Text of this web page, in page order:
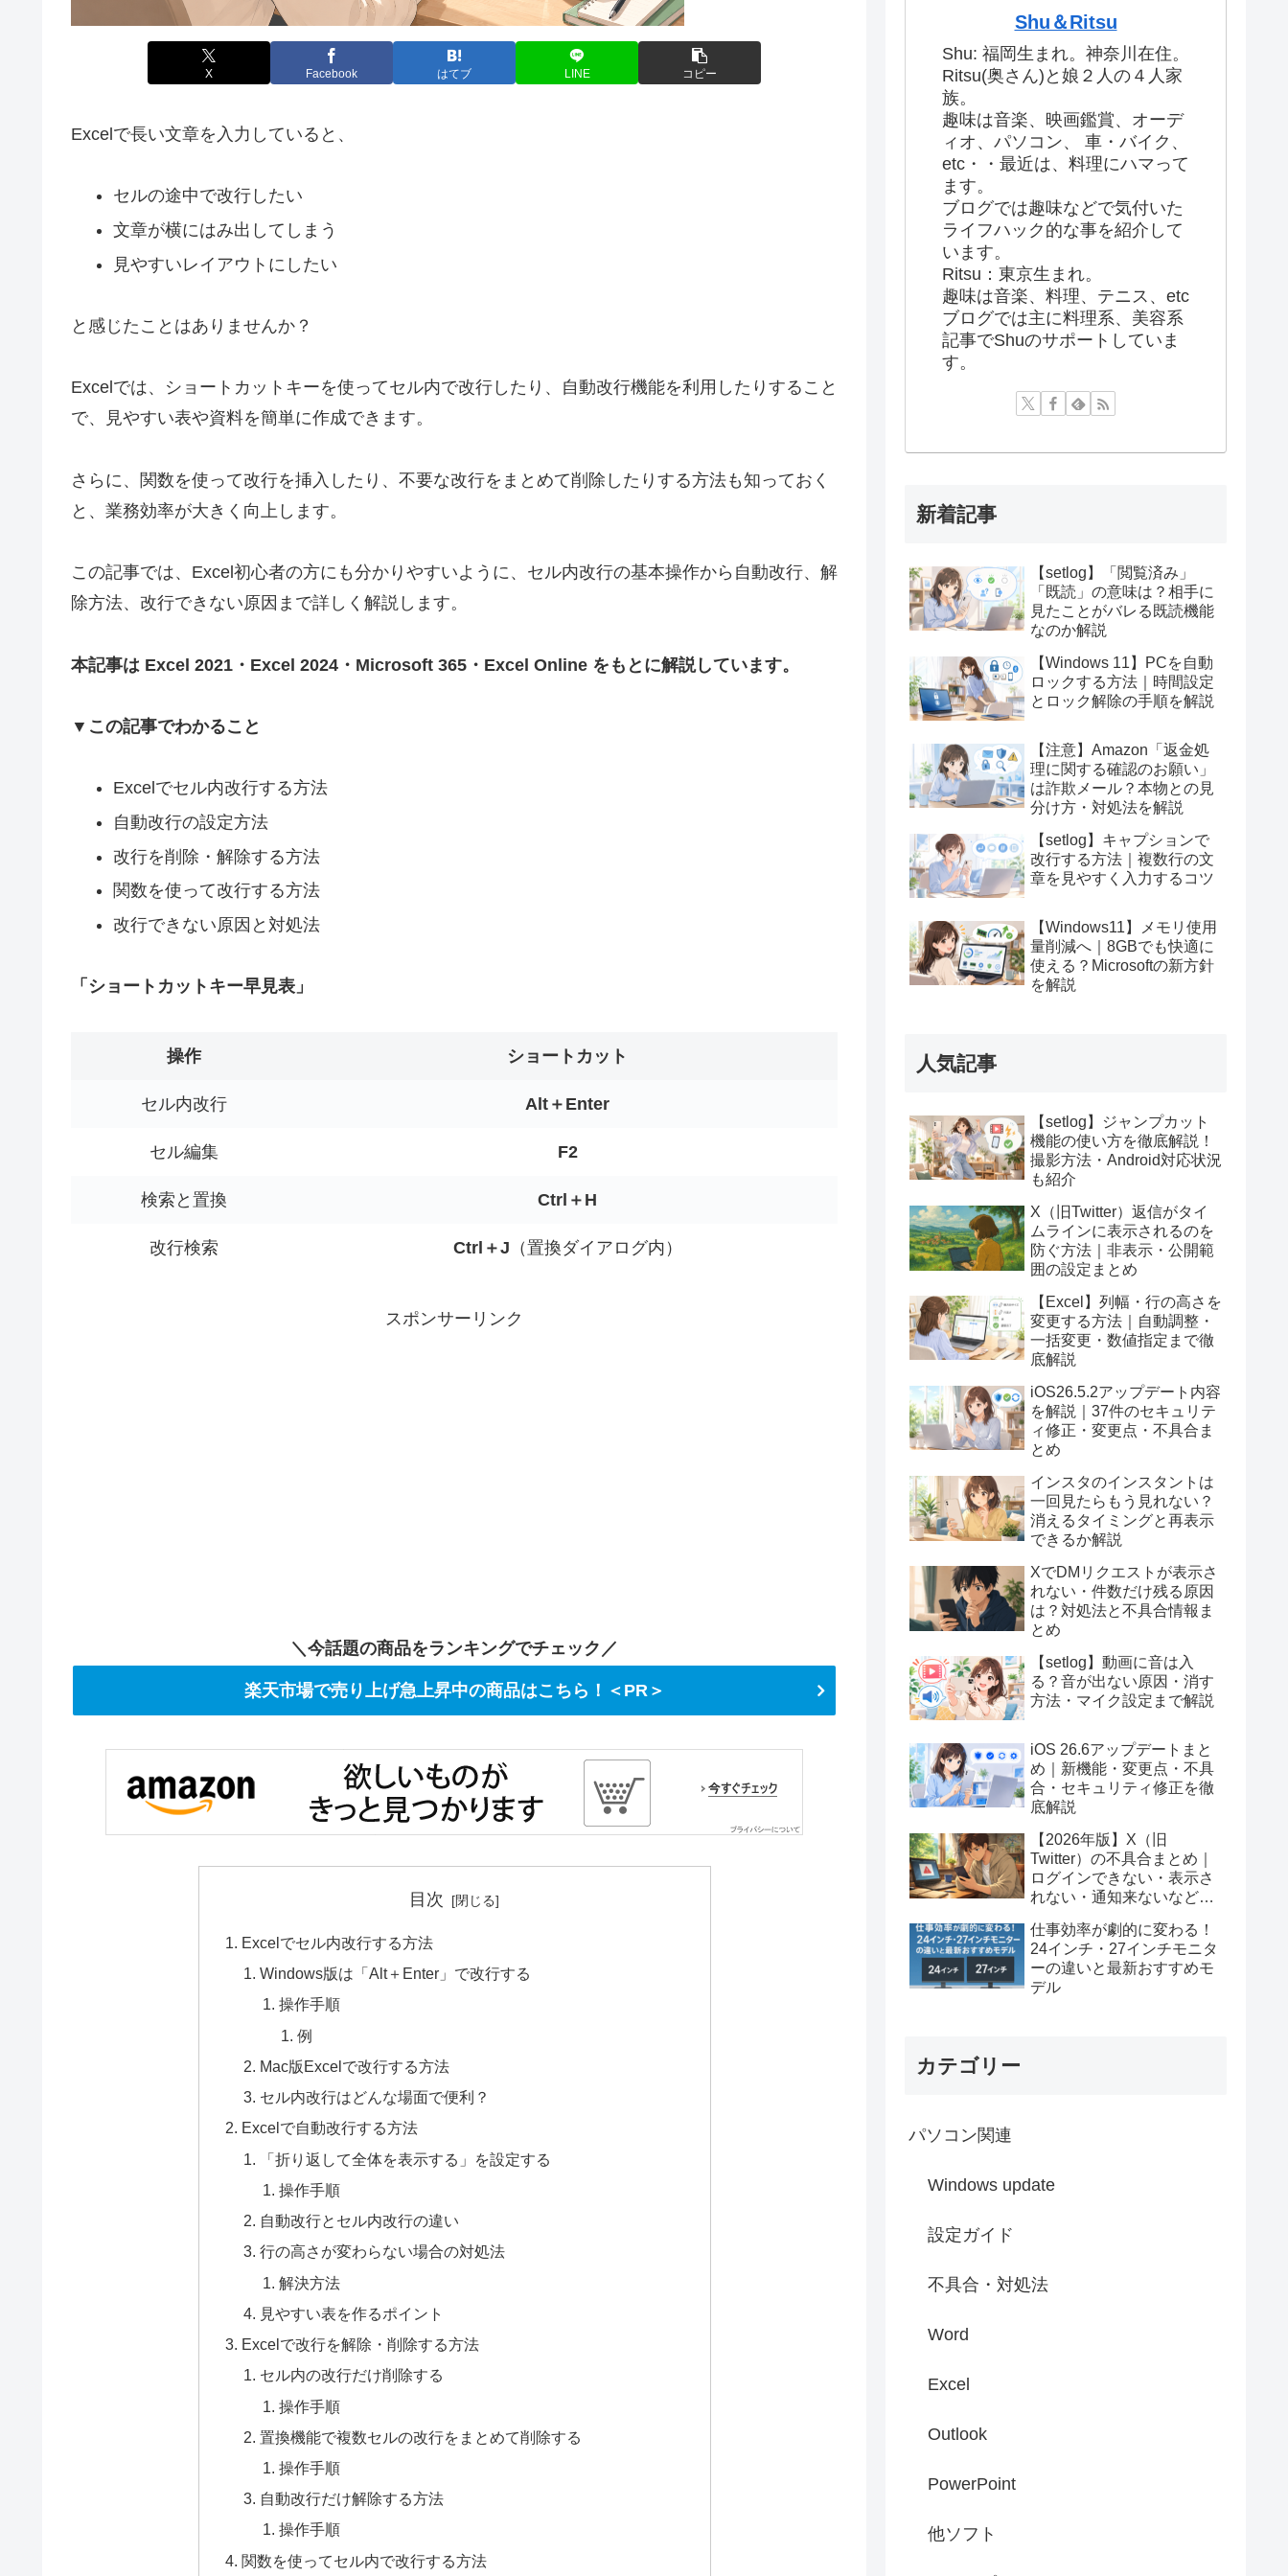
X Facebook はてブ LINE コピー
Excelで長い文章を入力していると、
セルの途中で改行したい
文章が横にはみ出してしまう
見やすいレイアウトにしたい
と感じたことはありませんか？
Excelでは、ショートカットキーを使ってセル内で改行したり、自動改行機能を利用したりすること
で、見やすい表や資料を簡単に作成できます。
さらに、関数を使って改行を挿入したり、不要な改行をまとめて削除したりする方法も知っておく
と、業務効率が大きく向上します。
この記事では、Excel初心者の方にも分かりやすいように、セル内改行の基本操作から自動改行、解
除方法、改行できない原因まで詳しく解説します。
本記事は Excel 2021・Excel 2024・Microsoft 365・Excel Online をもとに解説しています。
▼この記事でわかること
Excelでセル内改行する方法
自動改行の設定方法
改行を削除・解除する方法
関数を使って改行する方法
改行できない原因と対処法
「ショートカットキー早見表」
操作 ショートカット
セル内改行 Alt＋Enter
セル編集 F2
検索と置換 Ctrl＋H
改行検索 Ctrl＋J （置換ダイアログ内）
スポンサーリンク
＼今話題の商品をランキングでチェック／
楽天市場で売り上げ急上昇中の商品はこちら！＜PR＞
目次
Excelでセル内改行する方法
Windows版は「Alt＋Enter」で改行する
操作手順
例
Mac版Excelで改行する方法
セル内改行はどんな場面で便利？
Excelで自動改行する方法
「折り返して全体を表示する」を設定する
操作手順
自動改行とセル内改行の違い
行の高さが変わらない場合の対処法
解決方法
見やすい表を作るポイント
Excelで改行を解除・削除する方法
セル内の改行だけ削除する
操作手順
置換機能で複数セルの改行をまとめて削除する
操作手順
自動改行だけ解除する方法
操作手順
関数を使ってセル内で改行する方法
Shu＆Ritsu
Shu: 福岡生まれ。神奈川在住。
Ritsu(奥さん)と娘２人の４人家
族。
趣味は音楽、映画鑑賞、オーデ
ィオ、パソコン、 車・バイク、
etc・・最近は、料理にハマって
ます。
ブログでは趣味などで気付いた
ライフハック的な事を紹介して
います。
Ritsu：東京生まれ。
趣味は音楽、料理、テニス、etc
ブログでは主に料理系、美容系
記事でShuのサポートしていま
す。
新着記事
【setlog】「閲覧済み」
「既読」の意味は？相手に
見たことがバレる既読機能
なのか解説
【Windows 11】PCを自動
ロックする方法｜時間設定
とロック解除の手順を解説
【注意】Amazon「返金処
理に関する確認のお願い」
は詐欺メール？本物との見
分け方・対処法を解説
【setlog】キャプションで
改行する方法｜複数行の文
章を見やすく入力するコツ
【Windows11】メモリ使用
量削減へ｜8GBでも快適に
使える？Microsoftの新方針
を解説
人気記事
【setlog】ジャンプカット
機能の使い方を徹底解説！
撮影方法・Android対応状況
も紹介
X（旧Twitter）返信がタイ
ムラインに表示されるのを
防ぐ方法｜非表示・公開範
囲の設定まとめ
【Excel】列幅・行の高さを
変更する方法｜自動調整・
一括変更・数値指定まで徹
底解説
iOS26.5.2アップデート内容
を解説｜37件のセキュリテ
ィ修正・変更点・不具合ま
とめ
インスタのインスタントは
一回見たらもう見れない？
消えるタイミングと再表示
できるか解説
XでDMリクエストが表示さ
れない・件数だけ残る原因
は？対処法と不具合情報ま
とめ
【setlog】動画に音は入
る？音が出ない原因・消す
方法・マイク設定まで解説
iOS 26.6アップデートまと
め｜新機能・変更点・不具
合・セキュリティ修正を徹
底解説
【2026年版】X（旧
Twitter）の不具合まとめ｜
ログインできない・表示さ
れない・通知来ないなど対
仕事効率が劇的に変わる！
24インチ・27インチモニタ
ーの違いと最新おすすめモ
デル
カテゴリー
パソコン関連
Windows update
設定ガイド
不具合・対処法
Word
Excel
Outlook
PowerPoint
他ソフト